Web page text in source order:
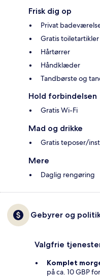
Frisk dig op
Privat
Gratis toiletartikler
Hårtørrer
Håndklæder
Tandbørste og
Hold forbindelsen
Gratis Wi-Fi
Mad og drikke
Gratis teposer/
Mere
Daglig rengøring
Gebyrer og
Valgfrie
Komplet
på ca. 10 GBP